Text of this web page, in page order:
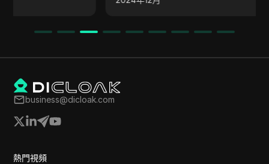
business@dicloak.com
熱門視頻